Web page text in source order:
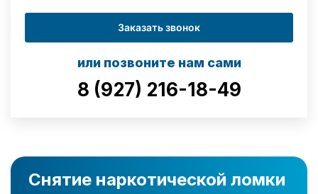
Заказать звонок
или позвоните нам сами
8 (927) 216-18-49
Снятие наркотической ломки